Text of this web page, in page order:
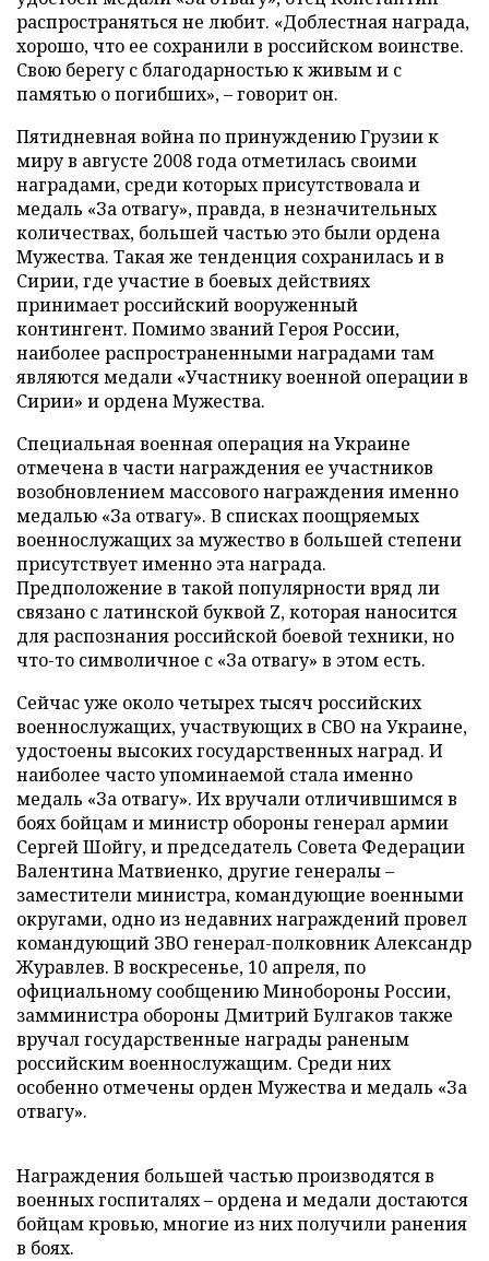
распространяться не любит. «Доблестная награда,
хорошо, что ее сохранили в российском воинстве.
Свою берегу с благодарностью к живым и с
памятью о погибших», – говорит он.
Пятидневная война по принуждению Грузии к
миру в августе 2008 года отметилась своими
наградами, среди которых присутствовала и
медаль «За отвагу», правда, в незначительных
количествах, большей частью это были ордена
Мужества. Такая же тенденция сохранилась и в
Сирии, где участие в боевых действиях
принимает российский вооруженный
контингент. Помимо званий Героя России,
наиболее распространенными наградами там
являются медали «Участнику военной операции в
Сирии» и ордена Мужества.
Специальная военная операция на Украине
отмечена в части награждения ее участников
возобновлением массового награждения именно
медалью «За отвагу». В списках поощряемых
военнослужащих за мужество в большей степени
присутствует именно эта награда.
Предположение в такой популярности вряд ли
связано с латинской буквой Z, которая наносится
для распознания российской боевой техники, но
что-то символичное с «За отвагу» в этом есть.
Сейчас уже около четырех тысяч российских
военнослужащих, участвующих в СВО на Украине,
удостоены высоких государственных наград. И
наиболее часто упоминаемой стала именно
медаль «За отвагу». Их вручали отличившимся в
боях бойцам и министр обороны генерал армии
Сергей Шойгу, и председатель Совета Федерации
Валентина Матвиенко, другие генералы –
заместители министра, командующие военными
округами, одно из недавних награждений провел
командующий ЗВО генерал-полковник Александр
Журавлев. В воскресенье, 10 апреля, по
официальному сообщению Минобороны России,
замминистра обороны Дмитрий Булгаков также
вручал государственные награды раненым
российским военнослужащим. Среди них
особенно отмечены орден Мужества и медаль «За
отвагу».
Награждения большей частью производятся в
военных госпиталях – ордена и медали достаются
бойцам кровью, многие из них получили ранения
в боях.